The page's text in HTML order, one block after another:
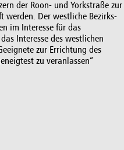
der Roon- und Yorkstraße zur
werden. Der westliche Bezirks-
im Interesse für das
Interesse des westlichen
zur Errichtung des
zu veranlassen“